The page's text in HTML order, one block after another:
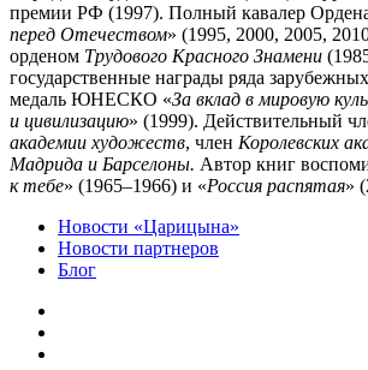
премии РФ (1997). Полный кавалер
перед Отечеством» (1995, 2000, 2005,
орденом Трудового Красного Знамени
государственные награды ряда
медаль ЮНЕСКО «За вклад в мировую
и цивилизацию» (1999). Действительный
академии художеств, член Королевских
Мадрида и Барселоны. Автор книг
к тебе» (1965–1966) и «Россия распятая»
Новости «Царицына»
Новости партнеров
Блог